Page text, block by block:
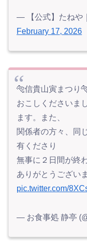
— 【公式】たねや
February 17, 2026
🐅信貴山寅まつり
おこしくださいま
ます。また、
関係者の方々、同
有くださり
無事に２日間が終
ありがとうござい
pic.twitter.com/
— お食事処 静亭